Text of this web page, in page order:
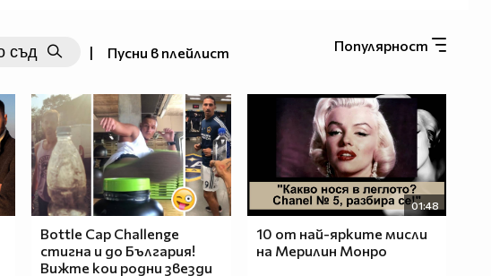
Популярност
| Пусни в плейлист
Bottle Cap Challenge
стигна и до България!
Вижте кои родни звезди
01:48
10 от най-ярките мисли
на Мерилин Монро